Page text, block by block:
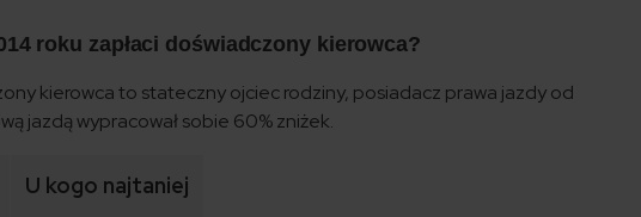
roku zapłaci doświadczony kierowca?
kierowca to stateczny ojciec rodziny, posiadacz prawa jazdy od
jazdą wypracował sobie 60% zniżek.
U kogo najtaniej